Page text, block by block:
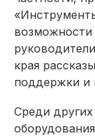
возможности
края
поддержки и
Среди